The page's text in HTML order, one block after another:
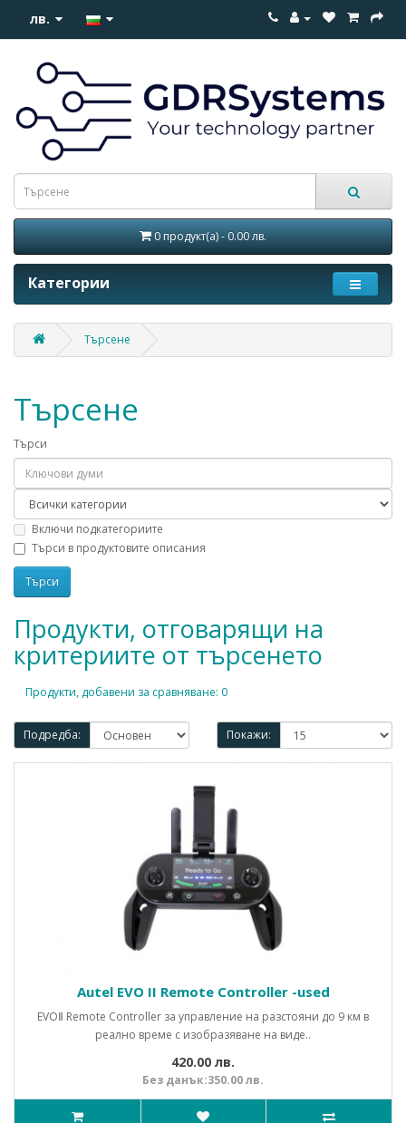
лв.
0 продукт(а) - 0.00 лв.
Категории
Търсене
Търсене
Търси
Включи подкатегориите
Търси в продуктовите описания
Продукти, отговарящи на
критериите от търсенето
Продукти, добавени за сравняване: 0
Подредба: Покажи:
Autel EVO II Remote Controller -used
EVOⅡ Remote Controller за управление на разстояни до 9 км в
реално време с изобразяване на виде..
420.00 лв.
Без данък:350.00 лв.